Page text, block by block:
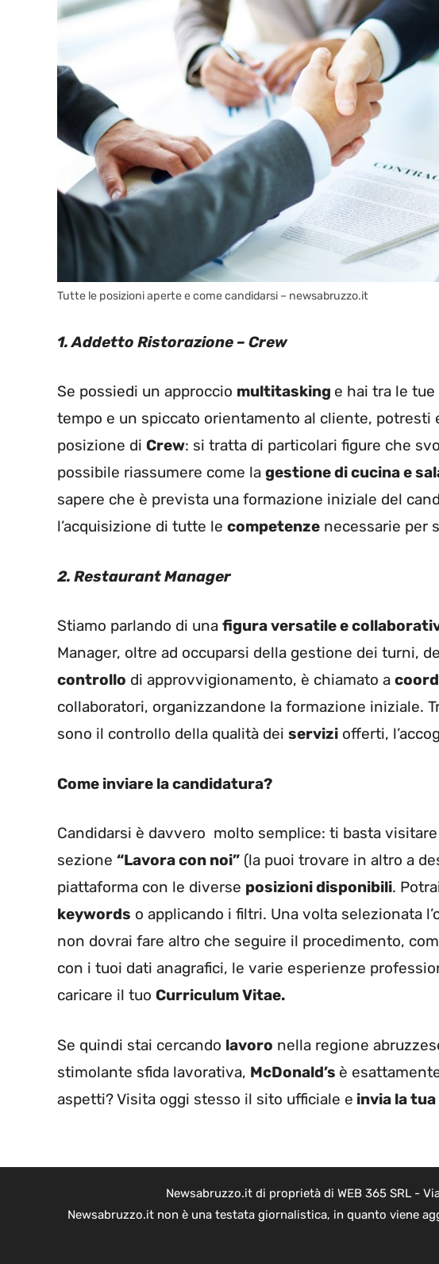
Tutte le posizioni aperte e come candidarsi – newsabruzzo.it
1. Addetto Ristorazione – Crew
Se possiedi un approccio multitasking e hai tra le tue
tempo e un spiccato orientamento al cliente, potresti
posizione di Crew: si tratta di particolari figure che
possibile riassumere come la gestione di cucina e
sapere che è prevista una formazione iniziale del
l’acquisizione di tutte le competenze necessarie per
2. Restaurant Manager
Stiamo parlando di una figura versatile e
Manager, oltre ad occuparsi della gestione dei turni,
controllo di approvvigionamento, è chiamato a
collaboratori, organizzandone la formazione iniziale.
sono il controllo della qualità dei servizi offerti,
Come inviare la candidatura?
Candidarsi è davvero molto semplice: ti basta
sezione “Lavora con noi” (la puoi trovare in altro a
piattaforma con le diverse posizioni disponibili.
keywords o applicando i filtri. Una volta selezionata
non dovrai fare altro che seguire il procedimento,
con i tuoi dati anagrafici, le varie esperienze
caricare il tuo Curriculum Vitae.
Se quindi stai cercando lavoro nella regione
stimolante sfida lavorativa, McDonald’s è
aspetti? Visita oggi stesso il sito ufficiale e invia la
Newsabruzzo.it di proprietà di WEB 365 SRL -
Newsabruzzo.it non è una testata giornalistica, in quanto viene